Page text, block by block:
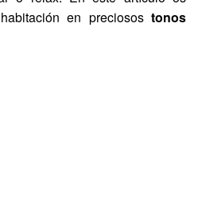
en preciosos tonos